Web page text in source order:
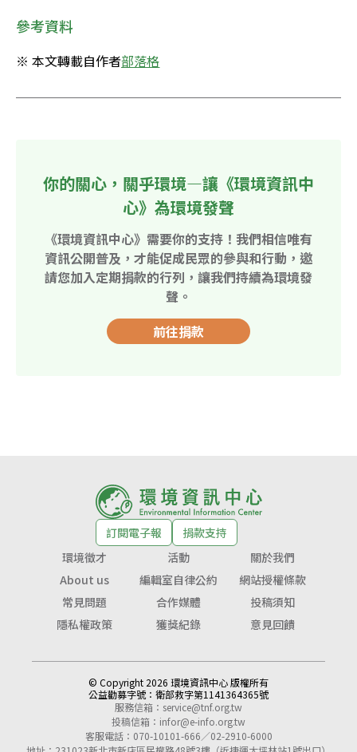
參考資料
※ 本文轉載自作者部落格
你的關心，關乎環境—讓《環境資訊中
心》為環境發聲
《環境資訊中心》需要你的支持！我們相信唯有
資訊公開普及，才能促成民眾的參與和行動，邀
請您加入定期捐款的行列，讓我們持續為環境發
聲。
前往捐款
訂閱電子報
捐款支持
環境徵才
活動
關於我們
About us
編輯室自律公約
網站授權條款
常見問題
合作媒體
投稿須知
隱私權政策
獲獎紀錄 意見回饋
© Copyright 2026 環境資訊中心 版權所有
公益勸募字號： 衛部救字第1141364365號
服務信箱： service@tnf.org.tw
投稿信箱： infor@e-info.org.tw
客服電話：070-10101-666／02-2910-6000